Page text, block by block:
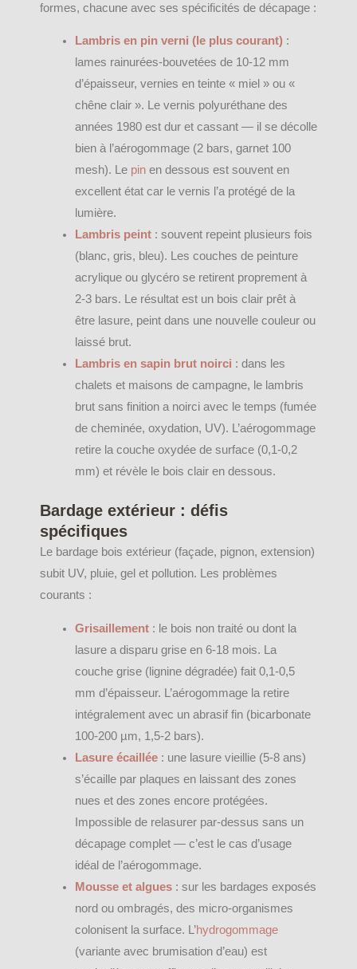
formes, chacune avec ses spécificités de décapage :
Lambris en pin verni (le plus courant):
lames rainurées-bouvetées de 10-12 mm
d’épaisseur, vernies en teinte « miel » ou «
chêne clair ». Le vernis polyuréthane des
années 1980 est dur et cassant — il se décolle
bien à l’aérogommage (2 bars, garnet 100
mesh). Le pinen dessous est souvent en
excellent état car le vernis l’a protégé de la
lumière.
Lambris peint: souvent repeint plusieurs fois
(blanc, gris, bleu). Les couches de peinture
acrylique ou glycéro se retirent proprement à
2-3 bars. Le résultat est un bois clair prêt à
être lasure, peint dans une nouvelle couleur ou
laissé brut.
Lambris en sapin brut noirci : dans les
chalets et maisons de campagne, le lambris
brut sans finition a noirci avec le temps (fumée
de cheminée, oxydation, UV). L’aérogommage
retire la couche oxydée de surface (0,1-0,2
mm) et révèle le bois clair en dessous.
Bardage extérieur : défis
spécifiques
Le bardage bois extérieur (façade, pignon, extension)
subit UV, pluie, gel et pollution. Les problèmes
courants :
Grisaillement: le bois non traité ou dont la
lasure a disparu grise en 6-18 mois. La
couche grise (lignine dégradée) fait 0,1-0,5
mm d’épaisseur. L’aérogommage la retire
intégralement avec un abrasif fin (bicarbonate
100-200 µm, 1,5-2 bars).
Lasure écaillée: une lasure vieillie (5-8 ans)
s’écaille par plaques en laissant des zones
nues et des zones encore protégées.
Impossible de relasurer par-dessus sans un
décapage complet — c’est le cas d’usage
idéal de l’aérogommage.
Mousse et algues: sur les bardages exposés
nord ou ombragés, des micro-organismes
colonisent la surface. L’hydrogommage
(variante avec brumisation d’eau) est